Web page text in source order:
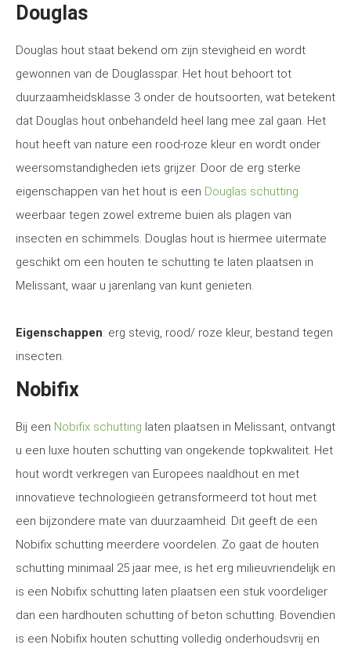
Douglas
Douglas hout staat bekend om zijn stevigheid en wordt
gewonnen van de Douglasspar. Het hout behoort tot
duurzaamheidsklasse 3 onder de houtsoorten, wat betekent
dat Douglas hout onbehandeld heel lang mee zal gaan. Het
hout heeft van nature een rood-roze kleur en wordt onder
weersomstandigheden iets grijzer. Door de erg sterke
eigenschappen van het hout is een Douglas schutting
weerbaar tegen zowel extreme buien als plagen van
insecten en schimmels. Douglas hout is hiermee uitermate
geschikt om een houten te schutting te laten plaatsen in
Melissant, waar u jarenlang van kunt genieten.
Eigenschappen: erg stevig, rood/ roze kleur, bestand tegen
insecten.
Nobifix
Bij een Nobifix schutting laten plaatsen in Melissant, ontvangt
u een luxe houten schutting van ongekende topkwaliteit. Het
hout wordt verkregen van Europees naaldhout en met
innovatieve technologieën getransformeerd tot hout met
een bijzondere mate van duurzaamheid. Dit geeft de een
Nobifix schutting meerdere voordelen. Zo gaat de houten
schutting minimaal 25 jaar mee, is het erg milieuvriendelijk en
is een Nobifix schutting laten plaatsen een stuk voordeliger
dan een hardhouten schutting of beton schutting. Bovendien
is een Nobifix houten schutting volledig onderhoudsvrij en